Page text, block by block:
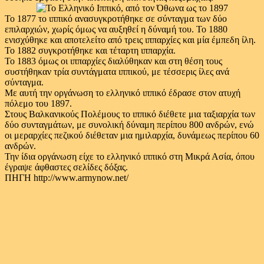
Το 1877 το ιππικό ανασυγκροτήθηκε σε σύνταγμα των δύο
επιλαρχιών, χωρίς όμως να αυξηθεί η δύναμή του. Το 1880
ενισχύθηκε και αποτελείτο από τρεις ιππαρχίες και μία έμπεδη ίλη.
Το 1882 συγκροτήθηκε και τέταρτη ιππαρχία.
Το 1883 όμως οι ιππαρχίες διαλύθηκαν και στη θέση τους
συστήθηκαν τρία συντάγματα ιππικού, με τέσσερις ίλες ανά
σύνταγμα.
Με αυτή την οργάνωση το ελληνικό ιππικό έδρασε στον ατυχή
πόλεμο του 1897.
Στους Βαλκανικούς Πολέμους το ιππικό διέθετε μια ταξιαρχία των
δύο συνταγμάτων, με συνολική δύναμη περίπου 800 ανδρών, ενώ
οι μεραρχίες πεζικού διέθεταν μια ημιλαρχία, δυνάμεως περίπου 60
ανδρών.
Την ίδια οργάνωση είχε το ελληνικό ιππικό στη Μικρά Ασία, όπου
έγραψε άφθαστες σελίδες δόξας.
ΠΗΓΗ http://www.armynow.net/